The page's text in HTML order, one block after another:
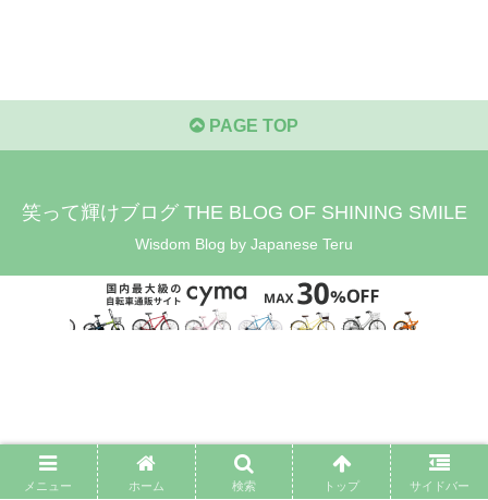
PAGE TOP
笑って輝けブログ THE BLOG OF SHINING SMILE
Wisdom Blog by Japanese Teru
メニュー ホーム 検索 トップ サイドバー